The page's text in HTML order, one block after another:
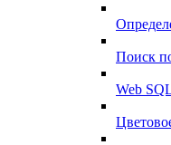
Поиск
Web